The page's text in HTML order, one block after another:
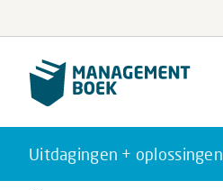
Uitdagingen + oplossingen